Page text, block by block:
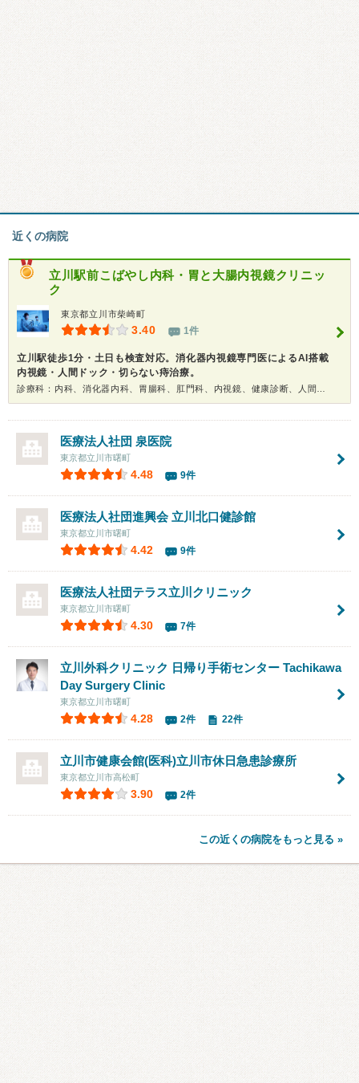
近くの病院
立川駅前こばやし内科・胃と大腸内視鏡クリニッ
ク
東京都立川市柴崎町
3.40 1件
立川駅徒歩1分・土日も検査対応。消化器内視鏡専門医によるAI搭載
内視鏡・人間ドック・切らない痔治療。
医療法人社団 泉医院
東京都立川市曙町
4.48 9件
医療法人社団進興会 立川北口健診館
東京都立川市曙町
4.42 9件
医療法人社団テラス立川クリニック
東京都立川市曙町
4.30 7件
立川外科クリニック 日帰り手術センター Tachikawa
Day Surgery Clinic
東京都立川市曙町
4.28 2件 22件
立川市健康会館(医科)立川市休日急患診療所
東京都立川市高松町
3.90 2件
この近くの病院をもっと見る »